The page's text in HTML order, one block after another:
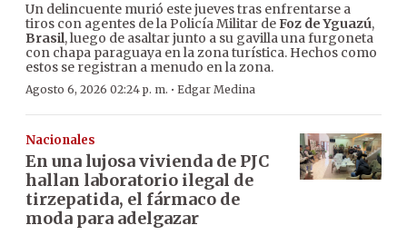
Un delincuente murió este jueves tras enfrentarse a
tiros con agentes de la Policía Militar deFoz de Yguazú,
Brasil, luego de asaltar junto a su gavilla una furgoneta
con chapa paraguaya en la zona turística. Hechos como
estos se registran a menudo en la zona.
Agosto 6, 2026 02:24 p. m. · Edgar Medina
Nacionales
En una lujosa vivienda de PJC
hallan laboratorio ilegal de
tirzepatida, el fármaco de
moda para adelgazar